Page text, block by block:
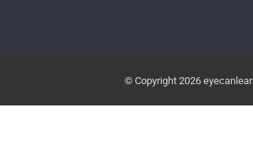
© Copyright 2026